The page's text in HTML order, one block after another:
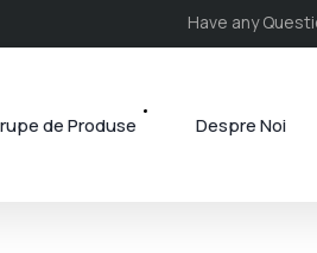
Have any
de Produse Despre Noi